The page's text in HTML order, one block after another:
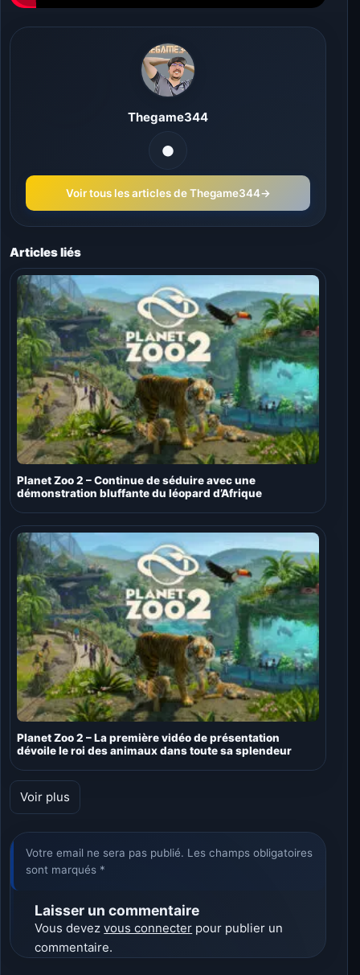
Thegame344
Voir tous les articles de Thegame344→
Articles liés
Planet Zoo 2 – Continue de séduire avec une
démonstration bluffante du léopard d’Afrique
Planet Zoo 2 – La première vidéo de présentation
dévoile le roi des animaux dans toute sa splendeur
Voir plus
Votre email ne sera pas publié. Les champs obligatoires
sont marqués *
Laisser un commentaire
Vous devezvous connecter pour publier un
commentaire.